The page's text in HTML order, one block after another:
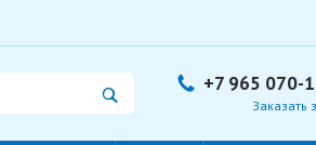
+7 965 070-
Заказать